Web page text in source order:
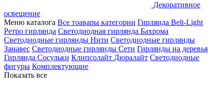
Декоративное
освещение
Меню каталога Все тоавары категории Гирлянда Belt-Light
Ретро гирлянда Светодиодная гирлянда Бахрома
Светодиодные гирлянды Нити Светодиодные гирлянды
Занавес Светодиодные гирлянды Сети Гирлянды на деревья
Гирлянда Сосульки Клипсолайт Дюралайт Светодиодные
фигуры Комплектующие
Показать все